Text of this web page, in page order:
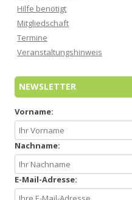
Hilfe benötigt
Mitgliedschaft
Termine
Veranstaltungshinweis
NEWSLETTER
Vorname:
Nachname:
E-Mail-Adresse: